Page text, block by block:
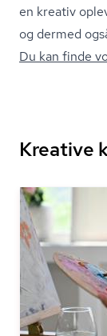
en kreativ
og dermed
Du kan finde
Kreative